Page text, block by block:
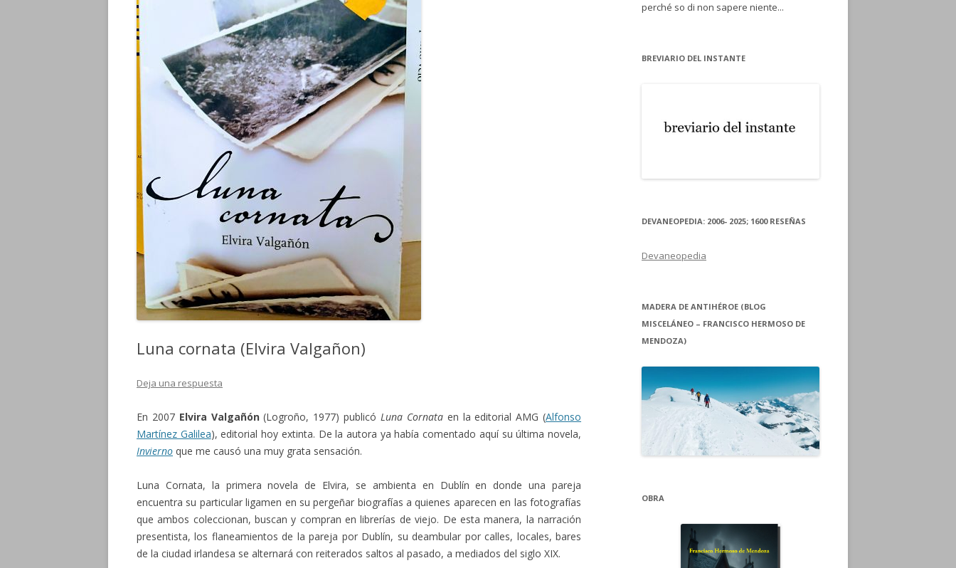
Luna cornata (Elvira Valgañon)
Deja una respuesta
En 2007 Elvira Valgañón(Logroño, 1977) publicó Luna Cornataen la editorial AMG (Alfonso
Martínez Galilea), editorial hoy extinta. De la autora ya había comentado aquí su última novela,
Invierno que me causó una muy grata sensación.
Luna Cornata, la primera novela de Elvira, se ambienta en Dublín en donde una pareja
encuentra su particular ligamen en su pergeñar biografías a quienes aparecen en las fotografías
que ambos coleccionan, buscan y compran en librerías de viejo. De esta manera, la narración
presentista, los flaneamientos de la pareja por Dublín, su deambular por calles, locales, bares
de la ciudad irlandesa se alternará con reiterados saltos al pasado, a mediados del siglo XIX.
perché so di non sapere niente...
BREVIARIO DEL INSTANTE
DEVANEOPEDIA: 2006- 2025; 1600 RESEÑAS
Devaneopedia
MADERA DE ANTIHÉROE (BLOG
MISCELÁNEO – FRANCISCO HERMOSO DE
MENDOZA)
OBRA